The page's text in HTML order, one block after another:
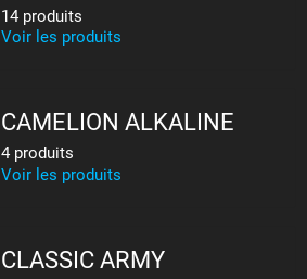
14 produits
Voir les produits
CAMELION ALKALINE
4 produits
Voir les produits
CLASSIC ARMY